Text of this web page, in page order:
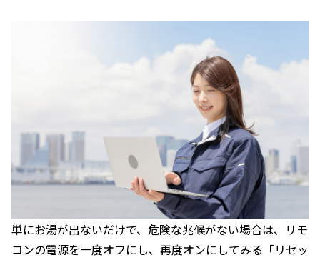
単にお湯が出ないだけで、危険な兆候がない場合は、リモ
コンの電源を一度オフにし、再度オンにしてみる「リセッ